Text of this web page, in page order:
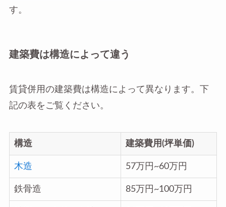
す。
建築費は構造によって違う
賃貸併用の建築費は構造によって異なります。下
記の表をご覧ください。
構造 建築費用(坪単価)
木造 57万円~60万円
鉄骨造 85万円~100万円